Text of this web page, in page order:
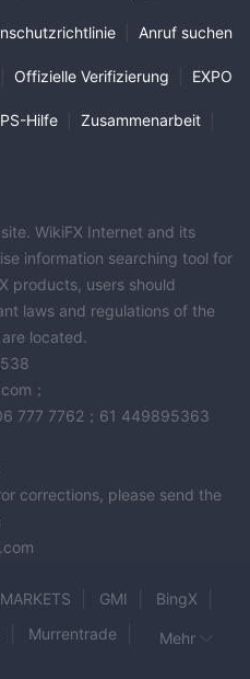
Anruf suchen
Offizielle Verifizierung EXPO
Hilfe Zusammenarbeit
WikiFX Internet and its
information searching tool for
products, users should
laws and regulations of the
located.
；
777 7762；61 449895363
corrections, please send the
GMI
BingX
Murrentrade
Mehr